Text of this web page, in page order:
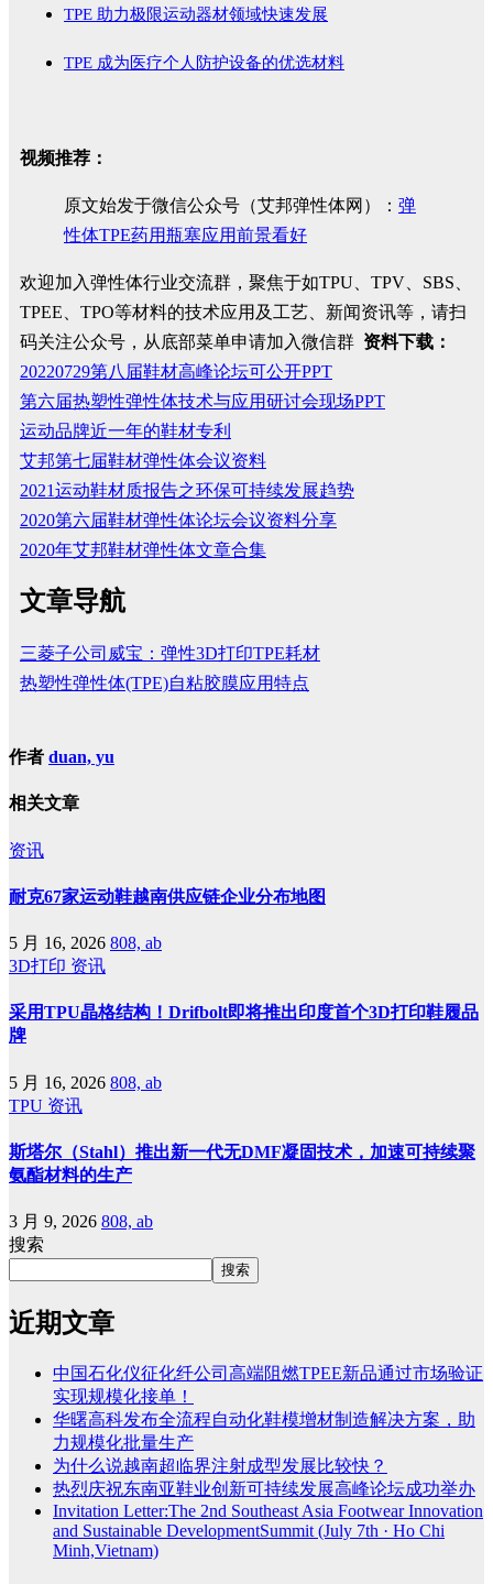
TPE 助力极限运动器材领域快速发展
TPE 成为医疗个人防护设备的优选材料
视频推荐：
原文始发于微信公众号（艾邦弹性体网）： 弹
性体TPE药用瓶塞应用前景看好
欢迎加入弹性体行业交流群，聚焦于如TPU、TPV、SBS、
TPEE、TPO等材料的技术应用及工艺、新闻资讯等，请扫
码关注公众号，从底部菜单申请加入微信群 资料下载：
20220729第八届鞋材高峰论坛可公开PPT
第六届热塑性弹性体技术与应用研讨会现场PPT
运动品牌近一年的鞋材专利
艾邦第七届鞋材弹性体会议资料
2021运动鞋材质报告之环保可持续发展趋势
2020第六届鞋材弹性体论坛会议资料分享
2020年艾邦鞋材弹性体文章合集
文章导航
三菱子公司威宝：弹性3D打印TPE耗材
热塑性弹性体(TPE)自粘胶膜应用特点
作者 duan, yu
相关文章
资讯
耐克67家运动鞋越南供应链企业分布地图
5 月 16, 2026 808, ab
3D打印 资讯
采用TPU晶格结构！Drifbolt即将推出印度首个3D打印鞋履品
牌
5 月 16, 2026 808, ab
TPU 资讯
斯塔尔（Stahl）推出新一代无DMF凝固技术，加速可持续聚
氨酯材料的生产
3 月 9, 2026 808, ab
搜索
搜索
近期文章
中国石化仪征化纤公司高端阻燃TPEE新品通过市场验证
实现规模化接单！
华曙高科发布全流程自动化鞋模增材制造解决方案，助
力规模化批量生产
为什么说越南超临界注射成型发展比较快？
热烈庆祝东南亚鞋业创新可持续发展高峰论坛成功举办
Invitation Letter:The 2nd Southeast Asia Footwear Innovation
and Sustainable DevelopmentSummit (July 7th · Ho Chi
Minh,Vietnam)